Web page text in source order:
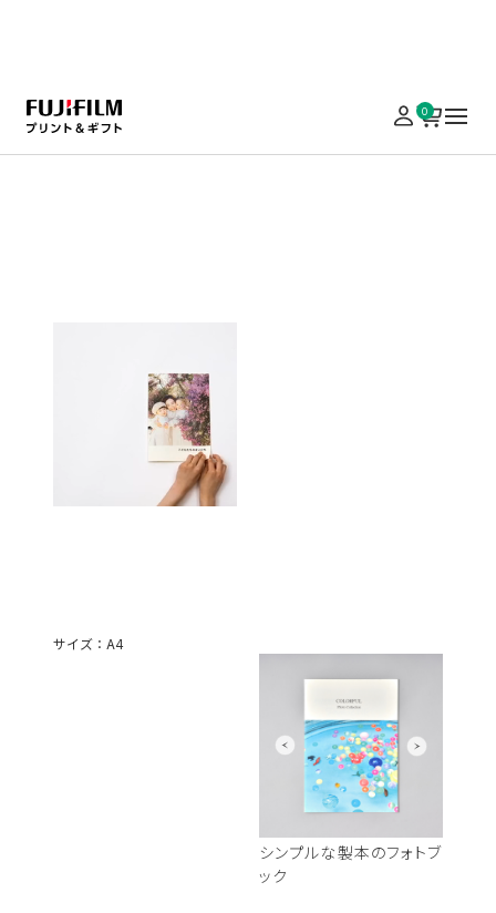
0
サイズ：A4
PhotoZINE（フ
ォトジン）
MAGAZINEタイ
シンプルな製本のフォトブ
ック